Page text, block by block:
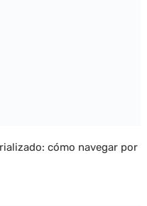
cómo navegar por